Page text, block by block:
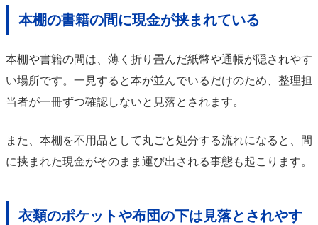
本棚の書籍の間に現金が挟まれている
本棚や書籍の間は、薄く折り畳んだ紙幣や通帳が隠されやす
い場所です。一見すると本が並んでいるだけのため、整理担
当者が一冊ずつ確認しないと見落とされます。
また、本棚を不用品として丸ごと処分する流れになると、間
に挟まれた現金がそのまま運び出される事態も起こります。
衣類のポケットや布団の下は見落とされやす